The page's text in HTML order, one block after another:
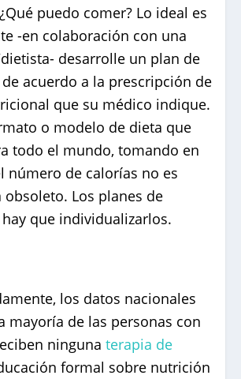
puedo comer? Lo ideal es
-en colaboración con una
desarrolle un plan de
acuerdo a la prescripción de
que su médico indique.
o modelo de dieta que
todo el mundo, tomando en
número de calorías no es
obsoleto. Los planes de
que individualizarlos.
los datos nacionales
mayoría de las personas con
ninguna terapia de
formal sobre nutrición